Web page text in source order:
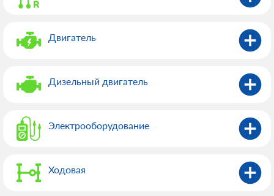
Двигатель
Дизельный двигатель
Электрооборудованиe
Ходовая